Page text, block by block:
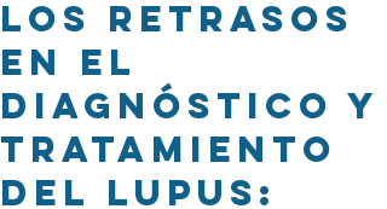
los retrasos
en el
diagnóstico y
tratamiento
del lupus: